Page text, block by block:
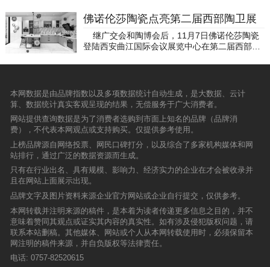
率、抗压性能、光泽度、耐磨度、防污性能⊙挑
战嘉宾：素人王女士（家住南海区西樵镇凰樵圣
堡小区67栋）⊙ 挑战公证（砖家组）：1,外观测
评人靠衣装马靠鞍，派头十足对于行走江湖也是
露无遗。其中，飞龙黄色机理中更蕴含祥瑞之
意，霸气更平添几分祥和。2,规格测评900m
m“御品·金刚釉”经过王女士反复的测量，显示其
四边边长均为900mm，对角线为1273mm。规格
格可以激发出900mm“御品·金刚釉”的全部潜能！
大规格瓷砖整铺砖面大，纹理更加连贯，空间更
显大气，整体感就更加强，从视觉上给人一种延
伸扩大的感觉，空间更开阔。3，平整度测评王
女士把平整度测试尺放在900mm“御品·金刚釉”砖
上，测试水珠不偏不倚，稳稳的守在正中位置。
这可全因裕成陶瓷运用了“3D镜抛”技术，解决了
传统全抛釉的平整度问题，砖面平整如镜。4，
吸水率测评瓷砖吸水率决定瓷砖的使用寿命，吸
水率低的瓷砖密度高，具有很高的防潮抗污的能
力。900mm“御品·金刚釉”经过7200吨压机压
每场的入围选手名单，将在活动前三周通过官方
平台发布。设计星（2016-2017）报名通道：设
计星官方网站（www.cde.ren）附件：“设计星”是
由广州设计周携手世界建陶航母“新中源陶瓷”于2
围内推广设计的大型命题演讲“真人秀”。经过运
质、聚焦未来”核心价值观，2016年“设计星”将作
为双方合力打造的“新锐设计力量平台”的核心活
动内容，以“年轻来战”的豪迈气概、演绎设计“未
来已来”的精彩。一、活动内容核心活动：设计星
（2016-2017）全国竞选“真人秀”以“真人秀”形式
在全国范围内展开设定主题的演讲活动，通过观
点交流以及诠释观点的设计作品PK,公开竞选“设
WhereDoIBegin：MyDesignStory竞选演讲会主
题：H+二、参与对象1984年以后出生的（含198
4年）、具有国籍的执业设计师。三、参与办法
登录“设计星”指定官网或微信，或联系就近的新
中源陶瓷专卖店报名，按要求完整提供报名信
息，包括但不限于：1、报名表上规定必须填写
的设计师的个人信息。2、不超过3个已竣工项目
平面图及代表设计作品核心价值的实景图（不少
于10张，图片像素不低于300dpi）；3、围绕提
德保大品牌有大信誉，更具备这样亚洲级明星助
阵“大动作”的支撑条件与魄力。 就爱你，就要
疯狂个“购” 爱乐团组合的亮相，引起了现场骚
动，欢呼声、呐喊声、掌声不绝于耳。在爱乐团
布团购优惠政策后，现场业主忙着选砖，排队下
单，欲恐买不到心仪的产品。
菡、章氏企业董事长章云树以及运动员代表、新
闻媒体朋友出席了此次盛会。
佛诺伦莎陶瓷点亮第二届西部陶卫展
继广交会和陶博会后，11月7日佛诺伦莎陶瓷
登陆西安曲江国际会议展览中心在第二届西部陶
商的要求而精心策划布置，旨在让西部客商进一
步深刻了解佛诺伦莎。此外，本次佛诺伦莎的展
出是以天欣集团为依托与集团其余8个品牌齐齐
亮相，更显佛诺伦莎的强大后盾以及雄厚的实
力、魅力。展位现场展示的品牌以及公司20多年
专业仿古砖的实力迎来了广大客商和媒体的高度
关注，让人们更深刻了解天欣，了解天欣核心品
牌佛诺伦莎。
本网数据是由品牌指数以及多项数据统计自动生成，是大数据、云计
算、数据统计真实客观呈现的结果，无偿服务于广大消费者。
网站提供查询数据是为了消费者选购到市面上知名的品牌（品牌消
费），不代表本网观点或支持购买。仅提供参考使用。
上榜品牌源自网络投票、网民口碑打分，以及综合了多家机构媒体和网
站排行，通过广泛的数据资源而生成。
只有在行业出名、具有规模、影响力、经济实力的企业在才会被收录并
且在网站上面展示出现。
品牌文字及图片资料来源企业官方网站或企业自行提交，仅供参考。
本网转载并注明来源的稿件，是本着为读者传递更多信息之目的，并不
意味着赞同其观点或证实其内容的真实性。如有涉及侵犯版权问题，请
联系本站删稿。其他媒体、网站或个人从本网转载使用时，必须保留本
网注明的稿件来源，并自负版权等法律责任。
电话: 0757-82520615